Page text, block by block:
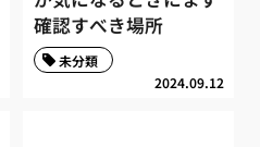
確認すべき場所
2024.09.12
未分類